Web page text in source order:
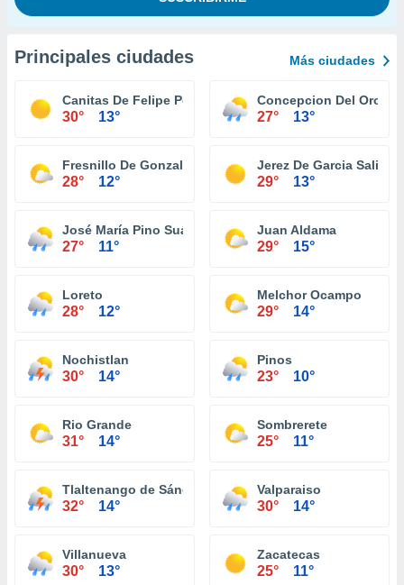
Principales ciudades Más ciudades
Canitas De Felipe Pescador
30° 13°
Concepcion Del Oro
27° 13°
Fresnillo De Gonzalez Echeverria
28° 12°
Jerez De Garcia Salinas
29° 13°
José María Pino Suárez (La Colorada)
27° 11°
Juan Aldama
29° 15°
Loreto
28° 12°
Melchor Ocampo
29° 14°
Nochistlan
30° 14°
Pinos
23° 10°
Rio Grande
31° 14°
Sombrerete
25° 11°
Tlaltenango de Sánchez Román
32° 14°
Valparaiso
30° 14°
Villanueva
30° 13°
Zacatecas
25° 11°